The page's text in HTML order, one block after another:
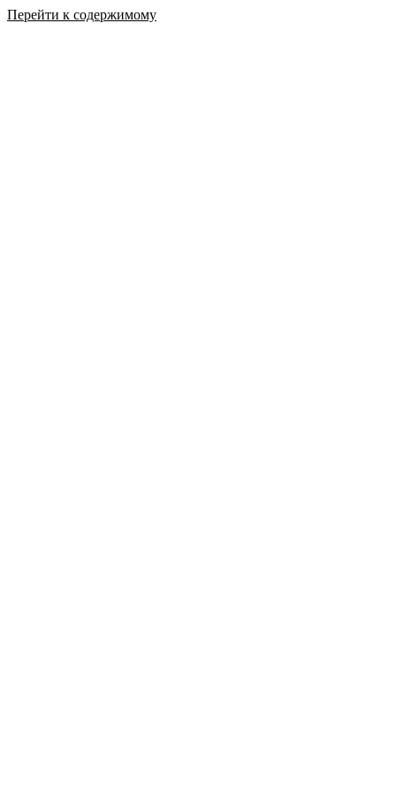
Перейти к содержимому